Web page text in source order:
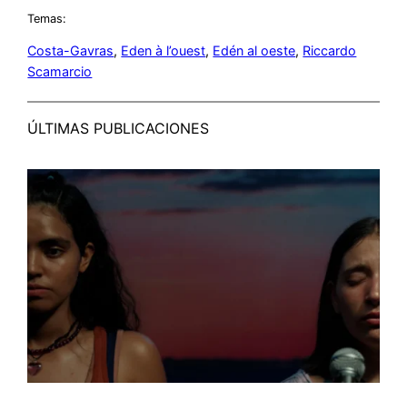
Temas:
Costa-Gavras, Eden à l’ouest, Edén al oeste, Riccardo
Scamarcio
ÚLTIMAS PUBLICACIONES